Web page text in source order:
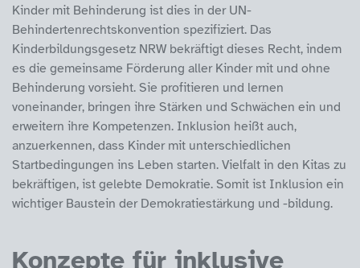
Kinder mit Behinderung ist dies in der UN-
Behindertenrechtskonvention spezifiziert. Das
Kinderbildungsgesetz NRW bekräftigt dieses Recht, indem
es die gemeinsame Förderung aller Kinder mit und ohne
Behinderung vorsieht. Sie profitieren und lernen
voneinander, bringen ihre Stärken und Schwächen ein und
erweitern ihre Kompetenzen. Inklusion heißt auch,
anzuerkennen, dass Kinder mit unterschiedlichen
Startbedingungen ins Leben starten. Vielfalt in den Kitas zu
bekräftigen, ist gelebte Demokratie. Somit ist Inklusion ein
wichtiger Baustein der Demokratiestärkung und -bildung.
Konzepte für inklusive